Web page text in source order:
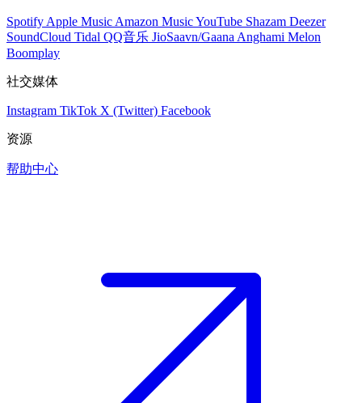
Spotify Apple Music Amazon MusicYouTube Shazam Deezer
SoundCloud Tidal QQ音乐 JioSaavn/Gaana Anghami Melon
Boomplay
社交媒体
Instagram TikTok X (Twitter) Facebook
资源
帮助中心